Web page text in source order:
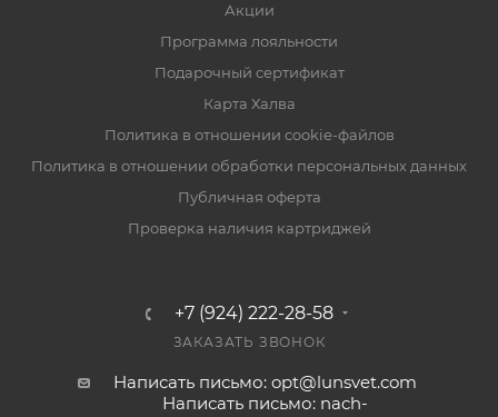
Акции
Программа лояльности
Подарочный сертификат
Карта Халва
Политика в отношении cookie-файлов
Политика в отношении обработки персональных данных
Публичная оферта
Проверка наличия картриджей
+7 (924) 222-28-58
ЗАКАЗАТЬ ЗВОНОК
Написать письмо: opt@lunsvet.com
Написать письмо: nach-